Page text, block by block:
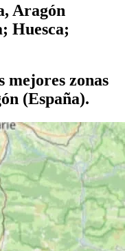
Aragón
Huesca;
mejores zonas
(España).